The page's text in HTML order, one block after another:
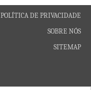
POLÍTICA DE PRIVACIDADE
SOBRE NÓS
SITEMAP